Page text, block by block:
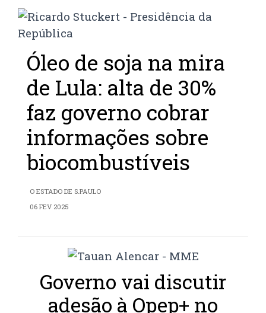
Óleo de soja na mira
de Lula: alta de 30%
faz governo cobrar
informações sobre
biocombustíveis
O ESTADO DE S.PAULO
06 FEV 2025
Governo vai discutir
adesão à Opep+ no